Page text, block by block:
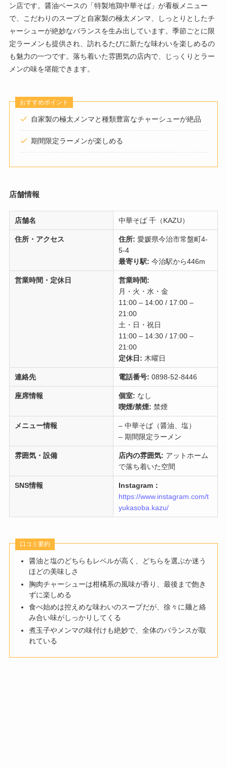
ン店です。醤油ベースの「特製地鶏中華そば」が看板メニュー
で、こだわりのスープと自家製の極太メンマ、しっとりとしたチ
ャーシューが絶妙なバランスを生み出しています。季節ごとに限
定ラーメンも提供され、訪れるたびに新たな味わいを楽しめるの
も魅力の一つです。落ち着いた雰囲気の店内で、じっくりとラー
メンの味を堪能できます。
おすすめポイント
自家製の極太メンマと種類豊富なチャーシューが絶品
期間限定ラーメンが楽しめる
店舗情報
店舗名 中華そば 千（KAZU）
住所・アクセス 住所: 愛媛県今治市常盤町4-
5-4
最寄り駅: 今治駅から446m
営業時間・定休日
営業時間:
月・火・水・金
11:00 – 14:00 / 17:00 –
21:00
土・日・祝日
11:00 – 14:30 / 17:00 –
21:00
定休日: 木曜日
連絡先 電話番号: 0898-52-8446
座席情報 個室: なし
喫煙/禁煙: 禁煙
メニュー情報
– 中華そば（醤油、塩）
– 期間限定ラーメン
雰囲気・設備 店内の雰囲気: アットホーム
で落ち着いた空間
SNS情報
Instagram：
https://www.instagram.com/t
yukasoba.kazu/
口コミ要約
醤油と塩のどちらもレベルが高く、どちらを選ぶか迷う
ほどの美味しさ
胸肉チャーシューは柑橘系の風味が香り、最後まで飽き
ずに楽しめる
食べ始めは控えめな味わいのスープだが、徐々に麺と絡
み合い味がしっかりしてくる
煮玉子やメンマの味付けも絶妙で、全体のバランスが取
れている